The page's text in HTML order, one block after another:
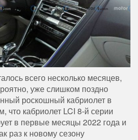
всего несколько месяцев,
уже слишком поздно
роскошный кабриолет в
что кабриолет LCI 8-й серии
в первые месяцы 2022 года и
раз к новому сезону